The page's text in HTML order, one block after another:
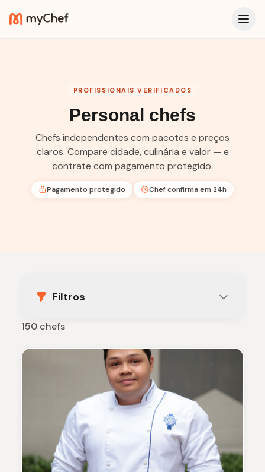
PROFISSIONAIS VERIFICADOS
Personal chefs
Chefs independentes com pacotes e preços
claros. Compare cidade, culinária e valor — e
contrate com pagamento protegido.
Pagamento protegido Chef confirma em 24h
Filtros
150 chefs